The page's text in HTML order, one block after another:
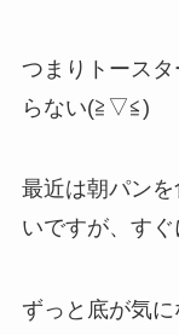
つまりトース
らない(≧▽≦)
最近は朝パン
いですが、す
ずっと底が気